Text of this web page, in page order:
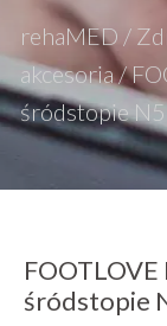
rehaMED /
akcesoria /
śródstopie
śródstopie